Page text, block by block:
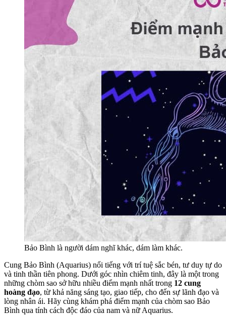
Bảo Bình là người dám nghĩ khác, dám làm khác.
Cung Bảo Bình (Aquarius) nổi tiếng với trí tuệ sắc bén, tư duy tự do
và tinh thần tiên phong. Dưới góc nhìn chiêm tinh, đây là một trong
những chòm sao sở hữu nhiều điểm mạnh nhất trong 12 cung
hoàng đạo, từ khả năng sáng tạo, giao tiếp, cho đến sự lãnh đạo và
lòng nhân ái. Hãy cùng khám phá điểm mạnh của chòm sao Bảo
Bình qua tính cách độc đáo của nam và nữ Aquarius.